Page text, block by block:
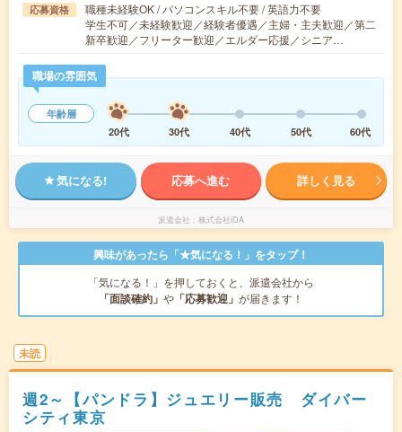
応募資格
職種未経験OK / パソコンスキル不要 / 英語力不要
学生不可／未経験歓迎／経験者優遇／主婦・主夫歓迎／第二
新卒歓迎／フリーター歓迎／エルダー応援／シニア…
職場の雰囲気
年齢層
20代
30代 40代 50代 60代
気になる! 応募へ進む 詳しく見る
派遣会社 株式会社iDA
興味があったら「★気になる！」をタップ！
「気になる！」を押しておくと、派遣会社から
「面談確約」 や 「応募歓迎」 が届きます！
未読
週2～【パンドラ】ジュエリー販売 ダイバー
シティ東京